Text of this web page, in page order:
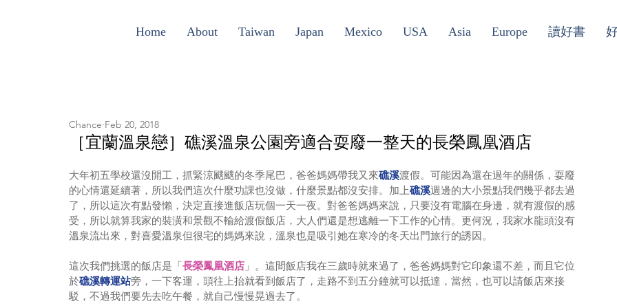
Home About Taiwan Japan Mexico USA Asia Europe 讀好書
［宜蘭溫泉戀］礁溪溫泉公園旁適合耍廢一整天的長榮鳳凰酒店
Chance Feb 20, 2018
大年初五學校還沒開工，抓緊涼颼颼的冬季尾巴，爸爸媽媽帶我又來礁溪渡假。可能因為還在過年的關係，耍廢
的心情還延續著，所以我們這次什麼功課也沒做，什麼景點都沒安排。加上礁溪週邊的大小景點我們幾乎都去過
了，所以這次有點發懶，決定直接進飯店玩個一天一夜。對爸爸媽媽來說，只要沒有電腦在身邊，就有渡假的感
受，所以就算我家的裝潢和景觀不輸給渡假飯店，大人們還是想逃離一下工作的心情。更何況，我家水龍頭沒有
溫泉流出來，對喜愛溫泉但很宅的媽媽來說，溫泉也是吸引她在寒冷的冬天出門旅行的誘因。
這次我們挑選的飯店是「長榮鳳凰酒店 」。這間飯店我在三歲時就來過了，爸爸媽媽對它印象還不差，而且它位
於礁溪轉運站旁，一下客運，頭往上抬就看到飯店了，走路不到五分鐘就可以抵達，當然，也可以請飯店來接
駁，不過我們要先去吃午餐，就自己慢慢晃過去了。